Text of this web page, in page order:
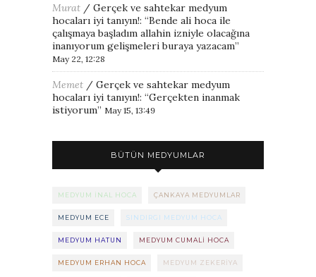
Murat / Gerçek ve sahtekar medyum
hocaları iyi tanıyın!: “Bende ali hoca ile
çalışmaya başladım allahin izniyle olacağına
inanıyorum gelişmeleri buraya yazacam”
May 22, 12:28
Memet / Gerçek ve sahtekar medyum
hocaları iyi tanıyın!: “Gerçekten inanmak
istiyorum” May 15, 13:49
BÜTÜN MEDYUMLAR
MEDYUM INAL HOCA ÇANKAYA MEDYUMLAR
MEDYUM ECE SINDIRGI MEDYUM HOCA
MEDYUM HATUN MEDYUM CUMALI HOCA
MEDYUM ERHAN HOCA MEDYUM ZEKERIYA